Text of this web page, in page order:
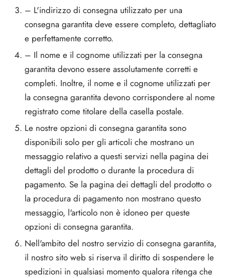
– L'indirizzo di consegna utilizzato per una
consegna garantita deve essere completo, dettagliato
e perfettamente corretto.
– Il nome e il cognome utilizzati per la consegna
garantita devono essere assolutamente corretti e
completi. Inoltre, il nome e il cognome utilizzati per
la consegna garantita devono corrispondere al nome
registrato come titolare della casella postale.
Le nostre opzioni di consegna garantita sono
disponibili solo per gli articoli che mostrano un
messaggio relativo a questi servizi nella pagina dei
dettagli del prodotto o durante la procedura di
pagamento. Se la pagina dei dettagli del prodotto o
la procedura di pagamento non mostrano questo
messaggio, l'articolo non è idoneo per queste
opzioni di consegna garantita.
Nell'ambito del nostro servizio di consegna garantita,
il nostro sito web si riserva il diritto di sospendere le
spedizioni in qualsiasi momento qualora ritenga che